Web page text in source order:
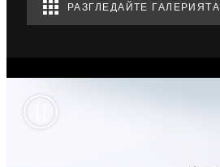
РАЗГЛЕДАЙТЕ ГАЛЕРИЯТА